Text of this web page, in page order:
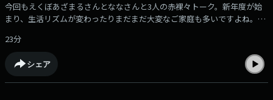
今回もえくぼあざまるさんとななさんと3人の赤裸々トーク。新年度が始
まり、生活リズムが変わったりまだまだ大変なご家庭も多いですよね。今
さい。
23分
シェア